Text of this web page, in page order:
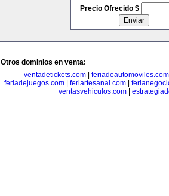
Precio Ofrecido $
Otros dominios en venta:
ventadetickets.com| feriadeautomoviles.com
feriadejuegos.com| feriartesanal.com|
ventasvehiculos.com|